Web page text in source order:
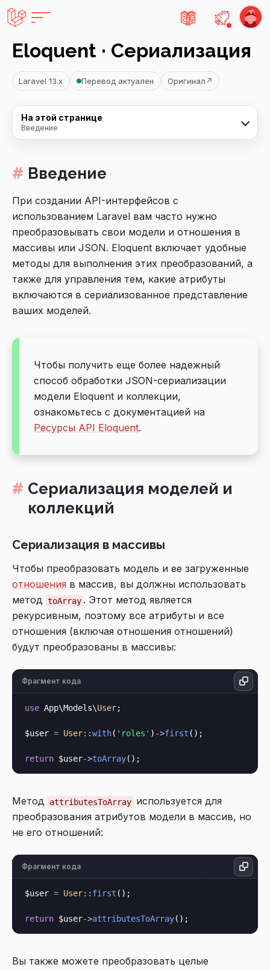
Есть не
Eloquent · Сериализация
Laravel 13.x Перевод актуален Оригинал ↗
На этой странице
Введение
Введение
При создании API-интерфейсов с
использованием Laravel вам часто нужно
преобразовывать свои модели и отношения в
массивы или JSON. Eloquent включает удобные
методы для выполнения этих преобразований, а
также для управления тем, какие атрибуты
включаются в сериализованное представление
ваших моделей.
Чтобы получить еще более надежный
способ обработки JSON-сериализации
модели Eloquent и коллекции,
ознакомьтесь с документацией на
Ресурсы API Eloquent.
Сериализация моделей и
коллекций
Сериализация в массивы
Чтобы преобразовать модель и ее загруженные
отношения в массив, вы должны использовать
метод toArray . Этот метод является
рекурсивным, поэтому все атрибуты и все
отношения (включая отношения отношений)
будут преобразованы в массивы:
Фрагмент кода
use App\Models\User;
$user = User::with( 'roles' ) ->first ();
return $user->toArray
Метод attributesToArray используется для
преобразования атрибутов модели в массив, но
не его отношений:
Фрагмент кода
$user = User:: first ();
return $user->attributesToArray
Вы также можете преобразовать целые